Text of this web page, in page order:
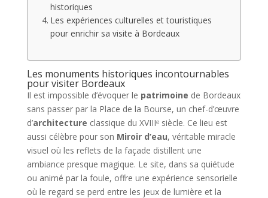
historiques
Les expériences culturelles et touristiques
pour enrichir sa visite à Bordeaux
Les monuments historiques incontournables
pour visiter Bordeaux
Il est impossible d’évoquer le patrimoine de Bordeaux
sans passer par la Place de la Bourse, un chef-d’œuvre
d’architecture classique du XVIIIᵉ siècle. Ce lieu est
aussi célèbre pour son Miroir d’eau, véritable miracle
visuel où les reflets de la façade distillent une
ambiance presque magique. Le site, dans sa quiétude
ou animé par la foule, offre une expérience sensorielle
où le regard se perd entre les jeux de lumière et la